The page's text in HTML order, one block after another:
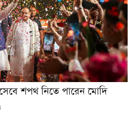
শপথ নিতে পারেন মোদি